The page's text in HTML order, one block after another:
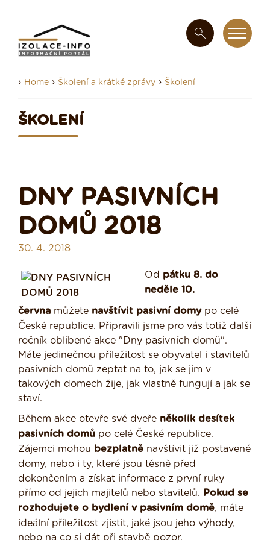
› Home › Školení a krátké zprávy › Školení
ŠKOLENÍ
DNY PASIVNÍCH
DOMŮ 2018
30. 4. 2018
Od pátku 8. do
neděle 10.
června můžete navštívit pasivní domypo celé
České republice. Připravili jsme pro vás totiž další
ročník oblíbené akce "Dny pasivních domů".
Máte jedinečnou příležitost se obyvatel i stavitelů
pasivních domů zeptat na to, jak se jim v
takových domech žije, jak vlastně fungují a jak se
staví.
Během akce otevře své dveře několik desítek
pasivních domů po celé České republice.
Zájemci mohou bezplatně navštívit již postavené
domy, nebo i ty, které jsou těsně před
dokončením a získat informace z první ruky
přímo od jejich majitelů nebo stavitelů. Pokud se
rozhodujete o bydlení v pasivním domě, máte
ideální příležitost zjistit, jaké jsou jeho výhody,
nebo na co si dát při stavbě pozor.